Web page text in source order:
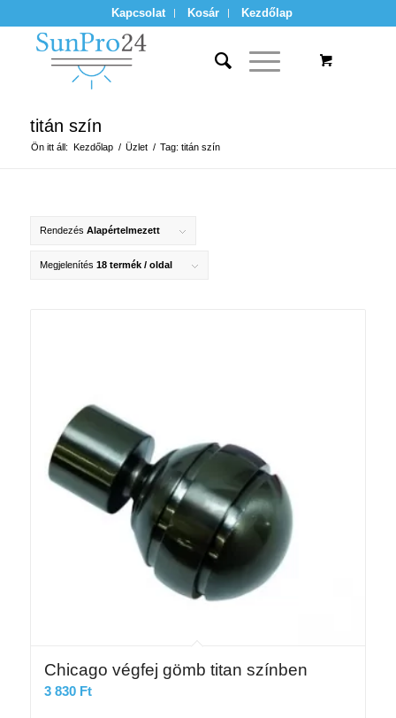
Kapcsolat Kosár Kezdőlap
titán szín
Ön itt áll: Kezdőlap / Üzlet / Tag: titán szín
Rendezés Alapértelmezett
Megjelenítés 18 termék / oldal
Chicago végfej gömb titan színben
3 830 Ft